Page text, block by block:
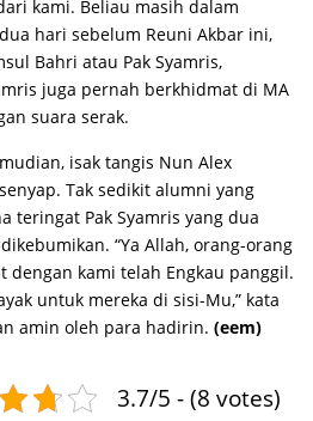
kami. Beliau masih dalam
hari sebelum Reuni Akbar ini,
Bahri atau Pak Syamris,
juga pernah berkhidmat di MA
suara serak.
isak tangis Nun Alex
Tak sedikit alumni yang
teringat Pak Syamris yang dua
“Ya Allah, orang-orang
dengan kami telah Engkau panggil.
untuk mereka di sisi-Mu,” kata
amin oleh para hadirin. (eem)
3.7/5 - (8 votes)